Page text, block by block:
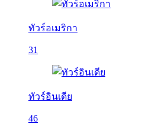
ทัวร์อเมริกา
31
ทัวร์อินเดีย
46